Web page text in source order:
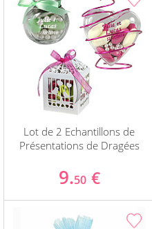
Lot de 2 Echantillons de
Présentations de Dragées
9.50 €